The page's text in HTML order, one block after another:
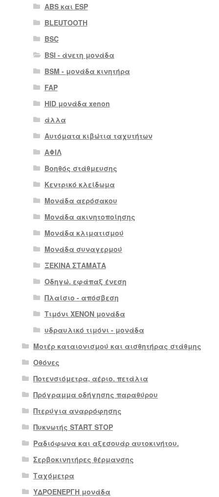
ABS και ESP
BLEUTOOTH
BSC
BSI - άνετη μονάδα
BSM - μονάδα κινητήρα
FAP
HID μονάδα xenon
άλλα
Αυτόματα κιβώτια ταχυτήτων
ΑΦΙΛ
Βοηθός στάθμευσης
Κεντρικό κλείδωμα
Μονάδα αερόσακου
Μονάδα ακινητοποίησης
Μονάδα κλιματισμού
Μονάδα συναγερμού
ΞΕΚΙΝΑ ΣΤΑΜΑΤΑ
Οδηγώ. εφάπαξ ένεση
Πλαίσιο - απόσβεση
Τιμόνι XENON μονάδα
υδραυλικό τιμόνι - μονάδα
Μοτέρ καταιονισμού και αισθητήρας στάθμης
Οθόνες
Ποτενσιόμετρα, αέριο. πετάλια
Πρόγραμμα οδήγησης παραθύρου
Πτερύγια αναρρόφησης
Πυκνωτής START STOP
Ραδιόφωνα και αξεσουάρ αυτοκινήτου.
Σερβοκινητήρες θέρμανσης
Ταχόμετρα
ΥΔΡΟΕΝΕΡΓΗ μονάδα